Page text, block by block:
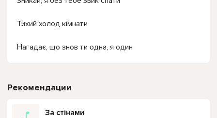
Тихий холод кімнати
Нагадає, що знов ти одна, я один
Рекомендации
За стінами